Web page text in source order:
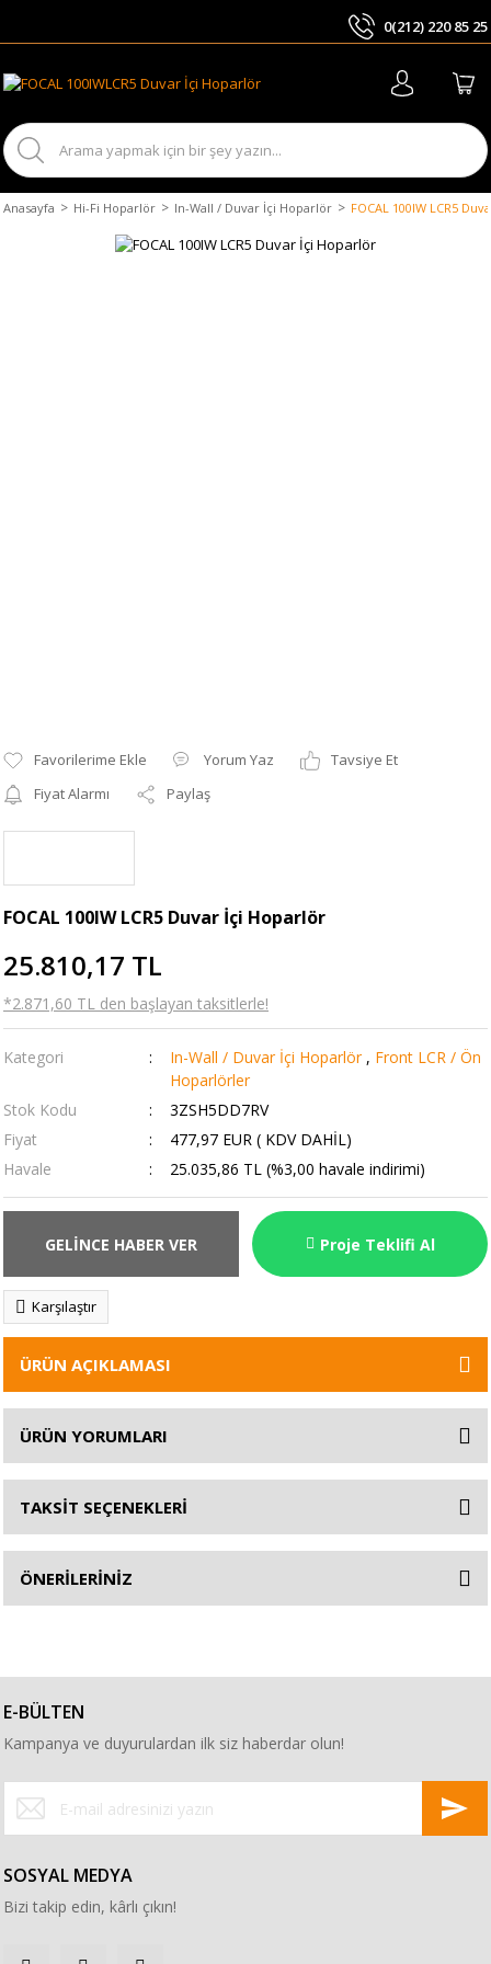
0(212) 220 85 25
Anasayfa Hi-Fi Hoparlör In-Wall / Duvar İçi Hoparlör FOCAL 100IW LCR5
Yorum Yaz
Tavsiye Et
Fiyat Alarmı
Paylaş
FOCAL 100IW LCR5 Duvar İçi Hoparlör
25.810,17 TL
*2.871,60 TL den başlayan taksitlerle!
Kategori In-Wall / Duvar İçi Hoparlör , Front LCR / Ön
Hoparlörler
Stok Kodu
3ZSH5DD7RV
Fiyat
477,97 EUR ( KDV DAHİL)
Havale
25.035,86 TL (%3,00 havale indirimi)
GELİNCE HABER VER Proje Teklifi Al
Karşılaştır
ÜRÜN AÇIKLAMASI
ÜRÜN YORUMLARI
TAKSİT SEÇENEKLERİ
ÖNERİLERİNİZ
E-BÜLTEN
Kampanya ve duyurulardan ilk siz haberdar olun!
SOSYAL MEDYA
Bizi takip edin, kârlı çıkın!